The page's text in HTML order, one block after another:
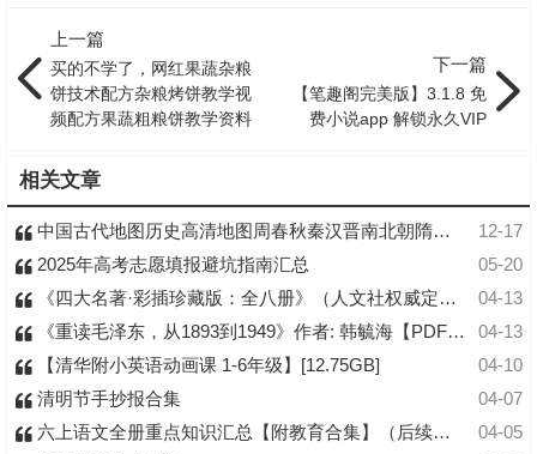
上一篇
买的不学了，网红果蔬杂粮
饼技术配方杂粮烤饼教学视
频配方果蔬粗粮饼教学资料
下一篇
【笔趣阁完美版】3.1.8 免
费小说app 解锁永久VIP
相关文章
12-17
中国古代地图历史高清地图周春秋秦汉晋南北朝隋唐宋元明清电子版
05-20
2025年高考志愿填报避坑指南汇总
04-13
《四大名著·彩插珍藏版：全八册》（人文社权威定本，国w院文化组批准，红研所校注
04-13
《重读毛泽东，从1893到1949》作者: 韩毓海【PDF/61MB】
04-10
【清华附小英语动画课 1-6年级】[12.75GB]
04-07
清明节手抄报合集
04-05
六上语文全册重点知识汇总【附教育合集】（后续会每日更新）